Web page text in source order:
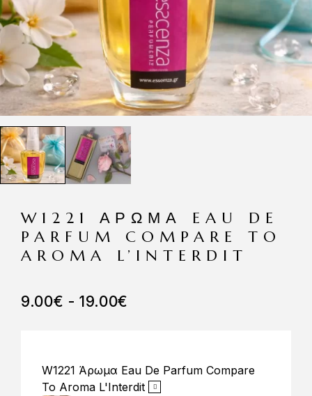
W1221 ΆΡΩΜΑ EAU DE
PARFUM COMPARE TO
AROMA L’INTERDIT
9.00€ - 19.00€
W1221 Άρωμα Eau De Parfum Compare
To Aroma L'Interdit